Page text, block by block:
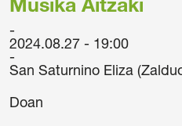
Musika Aitzaki
2024.08.27 - 19:00
San Saturnino Eliza
Doan